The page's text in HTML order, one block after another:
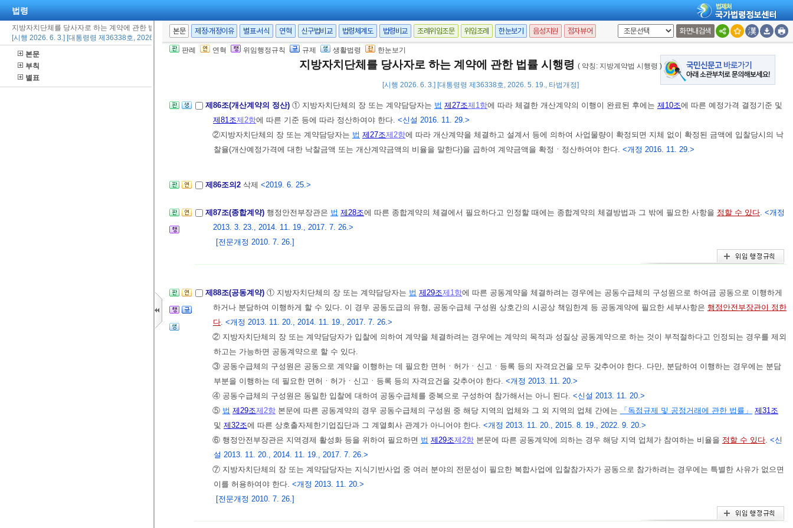
법령
지방자치단체를 당사자로 하는 계약에 관한 법률 시행령
[시행 2026. 6. 3.] [대통령령 제36338호, 2026. 5. 19., 타법개정]
본문
부칙
별표
본문 제정·개정이유 별표·서식 연혁 신구법비교 법령체계도 법령비교 조례위임조문 위임조례 한눈보기 음성지원 점자뷰어 화면내검색
판례 연혁 위임행정규칙 규제 생활법령 한눈보기
지방자치단체를 당사자로 하는 계약에 관한 법률 시행령 ( 약칭: 지방계약법 시행령 )
[시행 2026. 6. 3.] [대통령령 제36338호, 2026. 5. 19., 타법개정]
② 지방자치단체의 장 또는 계약담당자는 제1항에 따라 공정별 우선순위에 따라 구분하여 설계서가 작성된 경우 시공 계약상대자에게 공정별 우선순위에 따라 해당 공사
를 우선 시공하게 할 수 있다.
③ 제2항에 따라 공정별 우선순위에 따라 해당 공사를 우선 시공하게 하는 경우 시공 계약상대자는 그 공사를 시공하기 전에 공사에 투입되는 자재ㆍ장비 등의 수량 및 규
격ㆍ품질 등에 대하여 그 공사의 설계자 및 설계용역의 검사자ㆍ감독자와 협의한 후 서면으로 공사감독자의 승인을 받아야 한다.
제86조(개산계약의 정산) ① 지방자치단체의 장 또는 계약담당자는 법 제27조제1항에 따라 체결한 개산계약의 이행이 완료된 후에는 제10조에 따른 예정가격 결정기준 및
제81조제2항에 따른 기준 등에 따라 정산하여야 한다. <신설 2016. 11. 29.>
②지방자치단체의 장 또는 계약담당자는 법 제27조제2항에 따라 개산계약을 체결하고 설계서 등에 의하여 사업물량이 확정되면 지체 없이 확정된 금액에 입찰당시의 낙
찰율(개산예정가격에 대한 낙찰금액 또는 개산계약금액의 비율을 말한다)을 곱하여 계약금액을 확정ㆍ정산하여야 한다. <개정 2016. 11. 29.>
제86조의2 삭제 <2019. 6. 25.>
제87조(종합계약) 행정안전부장관은 법 제28조에 따른 종합계약의 체결에서 필요하다고 인정할 때에는 종합계약의 체결방법과 그 밖에 필요한 사항을 정할 수 있다. <개정
2013. 3. 23., 2014. 11. 19., 2017. 7. 26.>
[전문개정 2010. 7. 26.]
제88조(공동계약) ① 지방자치단체의 장 또는 계약담당자는 법 제29조제1항에 따른 공동계약을 체결하려는 경우에는 공동수급체의 구성원으로 하여금 공동으로 이행하게
하거나 분담하여 이행하게 할 수 있다. 이 경우 공동도급의 유형, 공동수급체 구성원 상호간의 시공상 책임한계 등 공동계약에 필요한 세부사항은 행정안전부장관이 정한
다. <개정 2013. 11. 20., 2014. 11. 19., 2017. 7. 26.>
② 지방자치단체의 장 또는 계약담당자가 입찰에 의하여 계약을 체결하려는 경우에는 계약의 목적과 성질상 공동계약으로 하는 것이 부적절하다고 인정되는 경우를 제외
하고는 가능하면 공동계약으로 할 수 있다.
③ 공동수급체의 구성원은 공동으로 계약을 이행하는 데 필요한 면허ㆍ허가ㆍ신고ㆍ등록 등의 자격요건을 모두 갖추어야 한다. 다만, 분담하여 이행하는 경우에는 분담
부분을 이행하는 데 필요한 면허ㆍ허가ㆍ신고ㆍ등록 등의 자격요건을 갖추어야 한다. <개정 2013. 11. 20.>
④ 공동수급체의 구성원은 동일한 입찰에 대하여 공동수급체를 중복으로 구성하여 참가해서는 아니 된다. <신설 2013. 11. 20.>
⑤ 법 제29조제2항 본문에 따른 공동계약의 경우 공동수급체의 구성원 중 해당 지역의 업체와 그 외 지역의 업체 간에는 「독점규제 및 공정거래에 관한 법률」
제31조
및 제32조에 따른 상호출자제한기업집단과 그 계열회사 관계가 아니어야 한다. <개정 2013. 11. 20., 2015. 8. 19., 2022. 9. 20.>
⑥ 행정안전부장관은 지역경제 활성화 등을 위하여 필요하면 법 제29조제2항 본문에 따른 공동계약에 의하는 경우 해당 지역 업체가 참여하는 비율을 정할 수 있다. <신
설 2013. 11. 20., 2014. 11. 19., 2017. 7. 26.>
⑦ 지방자치단체의 장 또는 계약담당자는 지식기반사업 중 여러 분야의 전문성이 필요한 복합사업에 입찰참가자가 공동으로 참가하려는 경우에는 특별한 사유가 없으면
이를 허용하여야 한다. <개정 2013. 11. 20.>
[전문개정 2010. 7. 26.]